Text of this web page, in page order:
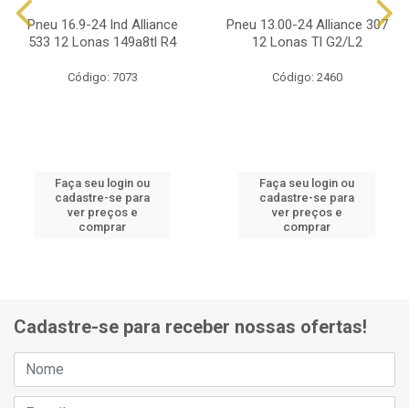
Pneu 16.9-24 Ind Alliance
533 12 Lonas 149a8tl R4
Código: 7073
Faça seu login ou
cadastre-se para
ver preços e
comprar
Pneu 13.00-24 Alliance 307
12 Lonas Tl G2/L2
Código: 2460
Faça seu login ou
cadastre-se para
ver preços e
comprar
Cadastre-se para receber nossas ofertas!